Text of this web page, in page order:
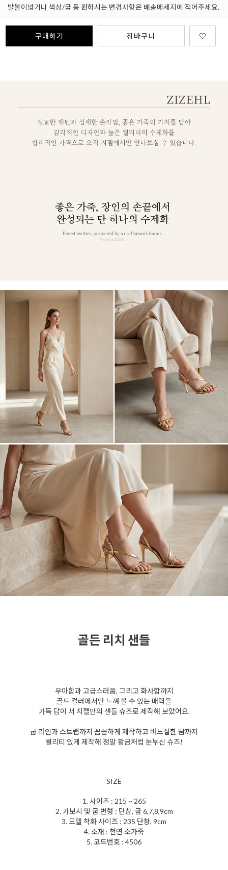
발볼이넓거나 색상/굽 등 원하시는 변경사항은 배송메세지에 적어주세요.
구매하기 장바구니 ♡
골든 리치 샌들
우아함과 고급스러움, 그리고 화사함까지
골드 컬러에서만 느껴 볼 수 있는 매력을
가득 담이 서 지젤만의 샌들 슈즈로 제작해 보았어요.
굽 라인과 스트랩까지 꼼꼼하게 제작하고 바느질한 땀까지
퀄리티 있게 제작해 정말 황금처럼 눈부신 슈즈!
SIZE
1. 사이즈 : 215 ~ 265
2. 가보시 및 굽 변형 : 단창, 굽 6,7,8,9cm
3. 모델 착화 사이즈 : 235 단창, 9cm
4. 소재 : 천연 소가죽
5. 코드번호 : 4506